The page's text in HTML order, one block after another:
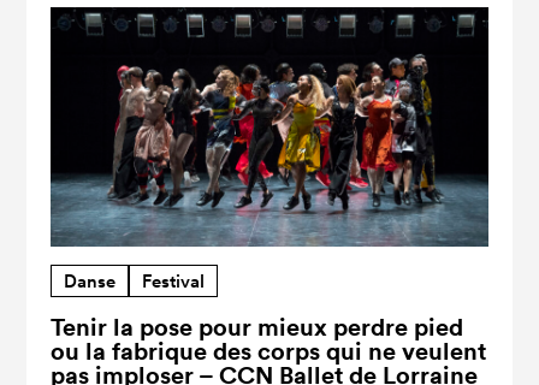
Danse Festival
Tenir la pose pour mieux perdre pied
ou la fabrique des corps qui ne veulent
pas imploser – CCN Ballet de Lorraine